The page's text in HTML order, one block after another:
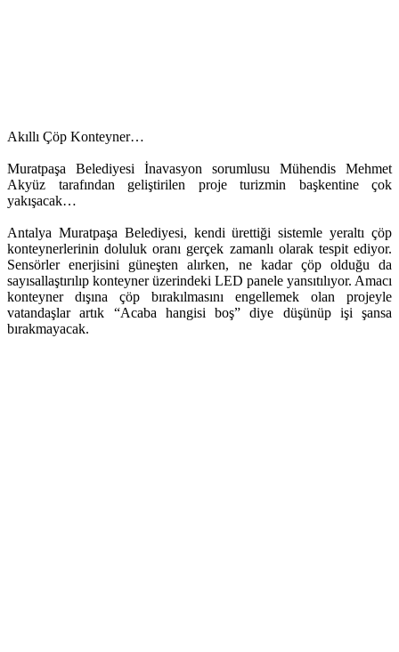
Akıllı Çöp Konteyner…
Muratpaşa Belediyesi İnavasyon sorumlusu Mühendis Mehmet
Akyüz tarafından geliştirilen proje turizmin başkentine çok
yakışacak…
Antalya Muratpaşa Belediyesi, kendi ürettiği sistemle yeraltı çöp
konteynerlerinin doluluk oranı gerçek zamanlı olarak tespit ediyor.
Sensörler enerjisini güneşten alırken, ne kadar çöp olduğu da
sayısallaştırılıp konteyner üzerindeki LED panele yansıtılıyor. Amacı
konteyner dışına çöp bırakılmasını engellemek olan projeyle
vatandaşlar artık “Acaba hangisi boş” diye düşünüp işi şansa
bırakmayacak.